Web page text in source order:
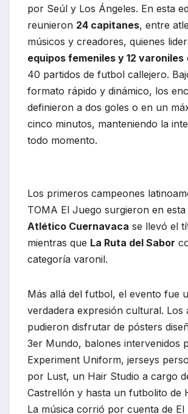
por Seúl y Los Ángeles. En esta
reunieron 24 capitanes, entre
músicos y creadores, quienes
equipos femeniles y 12 varoniles
40 partidos de futbol callejero.
formato rápido y dinámico, los
definieron a dos goles o en un
cinco minutos, manteniendo la
todo momento.
Los primeros campeones
TOMA El Juego surgieron en esta
Atlético Cuernavaca se llevó el
mientras que La Ruta del Sabor
categoría varonil.
Más allá del futbol, el evento fue
verdadera expresión cultural. Los
pudieron disfrutar de pósters
3er Mundo, balones intervenidos
Experiment Uniform, jerseys
por Lust, un Hair Studio a cargo
Castrellón y hasta un futbolito de
La música corrió por cuenta de El